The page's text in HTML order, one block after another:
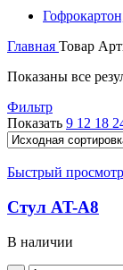
Главная Товар
Показаны все
Фильтр
Показать 9 12 18
Быстрый просмотр
Стул AT-A8
В наличии